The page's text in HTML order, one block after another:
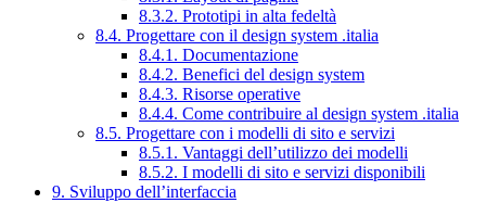
8.3.2. Prototipi in alta fedeltà
8.4. Progettare con il design system .italia
8.4.1. Documentazione
8.4.2. Benefici del design system
8.4.3. Risorse operative
8.4.4. Come contribuire al design system .italia
8.5. Progettare con i modelli di sito e servizi
8.5.1. Vantaggi dell’utilizzo dei modelli
8.5.2. I modelli di sito e servizi disponibili
9. Sviluppo dell’interfaccia